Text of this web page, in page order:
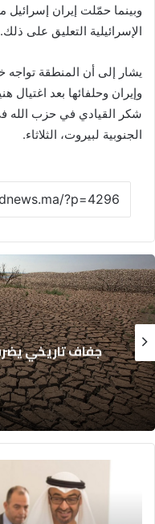
وبينما حمّلت إيران
الإسرائيلية التعليق على ذلك.
يشار إلى أن المنطقة تواجه
وإيران وحلفائها بعد اغتيال
شكر القيادي في حزب الله
الجنوبية لبيروت، الثلاثاء.
جفاف تاريخي